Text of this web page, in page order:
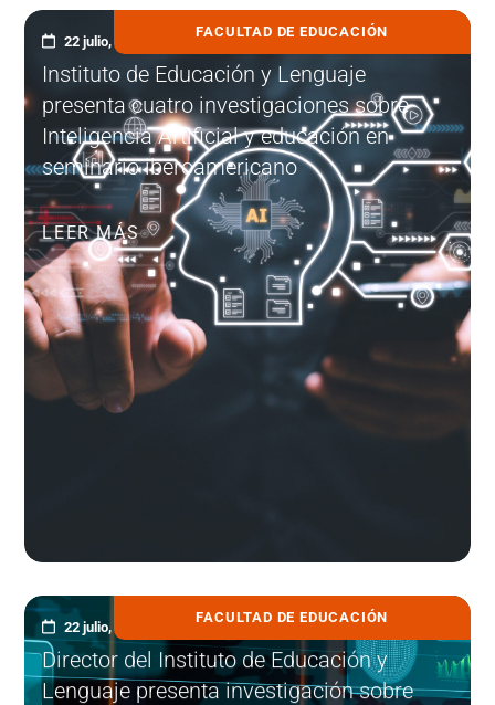
FACULTAD DE EDUCACIÓN
22 julio, 2026
Instituto de Educación y Lenguaje
presenta cuatro investigaciones sobre
Inteligencia Artificial y educación en
seminario iberoamericano
LEER MÁS
FACULTAD DE EDUCACIÓN
22 julio, 2026
Director del Instituto de Educación y
Lenguaje presenta investigación sobre